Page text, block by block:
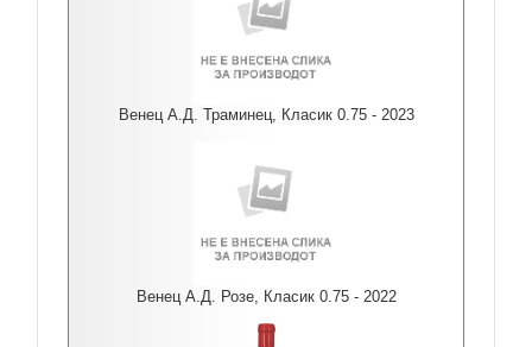
Венец А.Д. Траминец, Класик 0.75 - 2023
Венец А.Д. Розе, Класик 0.75 - 2022